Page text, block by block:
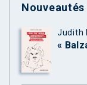
Nouveautés
Judith
«